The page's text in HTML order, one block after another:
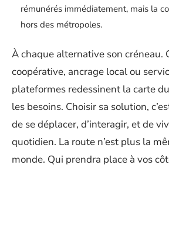
rémunérés immédiatement, mais la
hors des métropoles.
À chaque alternative son créneau.
coopérative, ancrage local ou
plateformes redessinent la carte
les besoins. Choisir sa solution,
de se déplacer, d’interagir, et de
quotidien. La route n’est plus la
monde. Qui prendra place à vos